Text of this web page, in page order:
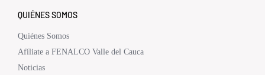
QUIÉNES SOMOS
Quiénes Somos
Afíliate a FENALCO Valle del Cauca
Noticias